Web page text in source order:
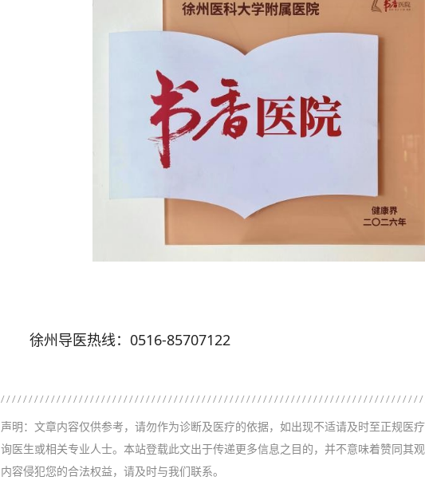
徐州导医热线：0516-85707122
声明：文章内容仅供参考，请勿作为诊断及医疗的依据，如出现不适请及时至正规医
询医生或相关专业人士。本站登载此文出于传递更多信息之目的，并不意味着赞同其
内容侵犯您的合法权益，请及时与我们联系。